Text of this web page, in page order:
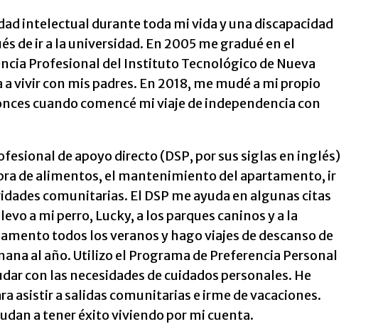
intelectual durante toda mi vida y una discapacidad
de ir a la universidad. En 2005 me gradué en el
Profesional del Instituto Tecnológico de Nueva
vivir con mis padres. En 2018, me mudé a mi propio
cuando comencé mi viaje de independencia con
de apoyo directo (DSP, por sus siglas en inglés)
de alimentos, el mantenimiento del apartamento, ir
comunitarias. El DSP me ayuda en algunas citas
a mi perro, Lucky, a los parques caninos y a la
todos los veranos y hago viajes de descanso de
al año. Utilizo el Programa de Preferencia Personal
con las necesidades de cuidados personales. He
asistir a salidas comunitarias e irme de vacaciones.
a tener éxito viviendo por mi cuenta.